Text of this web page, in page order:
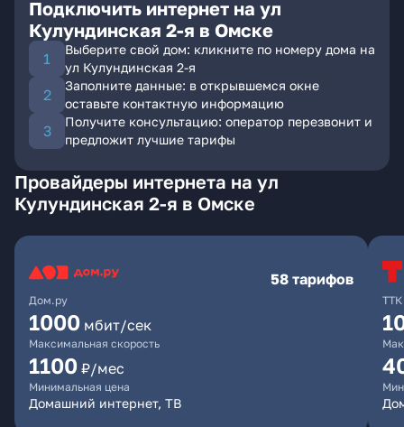
Подключить интернет на ул
Кулундинская 2-я в Омске
Выберите свой дом: кликните по номеру дома на
ул Кулундинская 2-я
Заполните данные: в открывшемся окне
оставьте контактную информацию
Получите консультацию: оператор перезвонит и
предложит лучшие тарифы
Провайдеры интернета на ул
Кулундинская 2-я в Омске
Дом.ру
58 тарифов
1000 мбит/сек
Максимальная скорость
1100 ₽/мес
Минимальная цена
Домашний интернет, ТВ
ТТК